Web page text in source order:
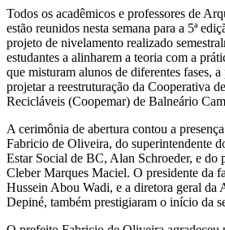
Todos os acadêmicos e professores de
estão reunidos nesta semana para a 5ª
projeto de nivelamento realizado
estudantes a alinharem a teoria com a
que misturam alunos de diferentes fases,
projetar a reestruturação da Cooperativa
Recicláveis (Coopemar) de Balneário
A cerimônia de abertura contou a
Fabricio de Oliveira, do superintendente
Estar Social de BC, Alan Schroeder, e do
Cleber Marques Maciel. O presidente da
Hussein Abou Wadi, e a diretora geral da
Depiné, também prestigiaram o início da